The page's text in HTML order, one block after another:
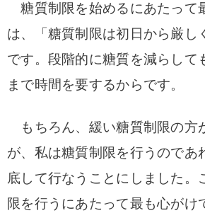
糖質制限を始めるにあたって
は、「糖質制限は初日から厳し
です。段階的に糖質を減らして
まで時間を要するからです。
もちろん、緩い糖質制限の方
が、私は糖質制限を行うのであ
底して行なうことにしました。
限を行うにあたって最も心がけ